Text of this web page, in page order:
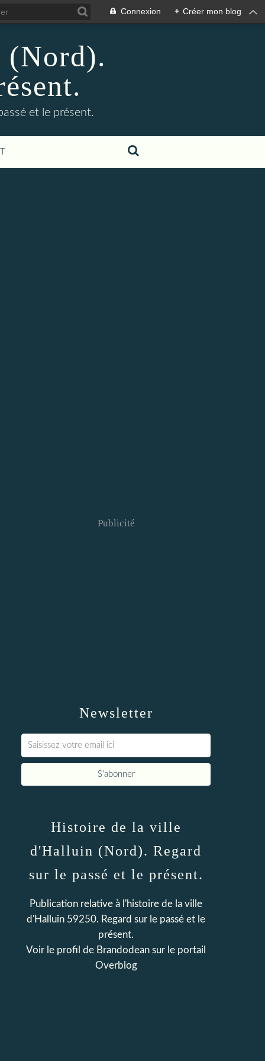
Connexion + Créer mon blog
et le présent.
Newsletter
Publicité
Histoire de la ville
d'Halluin (Nord). Regard
sur le passé et le présent.
Publication relative à l'histoire de la ville
d'Halluin 59250. Regard sur le passé et le
présent.
Voir le profil de Brandodean sur le portail
Overblog